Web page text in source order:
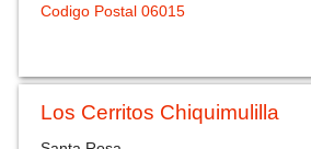
Codigo Postal 06015
Los Cerritos Chiquimulilla